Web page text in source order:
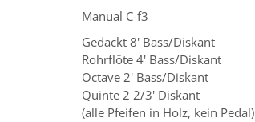
Manual C-f3
Gedackt 8' Bass/Diskant
Rohrflöte 4' Bass/Diskant
Octave 2' Bass/Diskant
Quinte 2 2/3' Diskant
(alle Pfeifen in Holz, kein Pedal)